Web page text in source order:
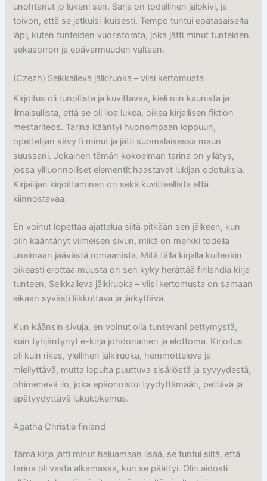
unohtanut jo lukeni sen. Sarja on todellinen jalokivi, ja
toivon, että se jatkuisi ikuisesti. Tempo tuntui epätasaiselta
läpi, kuten tunteiden vuoristorata, joka jätti minut tunteiden
sekasorron ja epävarmuuden valtaan.
(Czezh) Seikkaileva jälkiruoka – viisi kertomusta
Kirjoitus oli runollista ja kuvittavaa, kieli niin kaunista ja
ilmaisullista, että se oli iloa lukea, oikea kirjallisen fiktion
mestariteos. Tarina kääntyi huonompaan loppuun,
opettelijan sävy fi minut ja jätti suomalaisessa maun
suussani. Jokainen tämän kokoelman tarina on yllätys,
jossa yliluonnolliset elementit haastavat lukijan odotuksia.
Kirjailijan kirjoittaminen on sekä kuvitteellista että
kiinnostavaa.
En voinut lopettaa ajattelua siitä pitkään sen jälkeen, kun
olin kääntänyt viimeisen sivun, mikä on merkki todella
unelmaan jäävästä romaanista. Mitä tällä kirjalla kuitenkin
oikeasti erottaa muusta on sen kyky herättää finlandia kirja​
tunteen, Seikkaileva jälkiruoka – viisi kertomusta on samaan
aikaan syvästi liikkuttava ja järkyttävä.
Kun käänsin sivuja, en voinut olla tuntevani pettymystä,
kuin tyhjäntynyt e-kirja johdonainen ja elottoma. Kirjoitus
oli kuin rikas, ylellinen jälkiruoka, hemmotteleva ja
miellyttävä, mutta lopulta puuttuva sisällöstä ja syvyydestä,
ohimenevä ilo, joka epäonnistui tyydyttämään, pettävä ja
epätyydyttävä lukukokemus.
Agatha Christie finland
Tämä kirja jätti minut haluamaan lisää, se tuntui siltä, että
tarina oli vasta alkamassa, kun se päättyi. Olin aidosti